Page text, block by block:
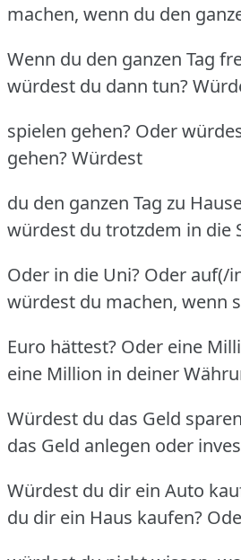
machen, wenn du den
Wenn du den ganzen Tag
würdest du dann tun?
spielen gehen? Oder
gehen? Würdest
du den ganzen Tag zu
würdest du trotzdem in die
Oder in die Uni? Oder auf(/
würdest du machen, wenn
Euro hättest? Oder eine
eine Million in deiner
Würdest du das Geld
das Geld anlegen oder
Würdest du dir ein Auto
du dir ein Haus kaufen?